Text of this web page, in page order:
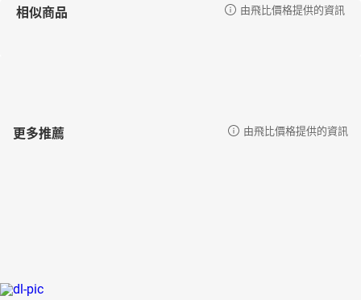
相似商品 由飛比價格提供的資訊
更多推薦 由飛比價格提供的資訊